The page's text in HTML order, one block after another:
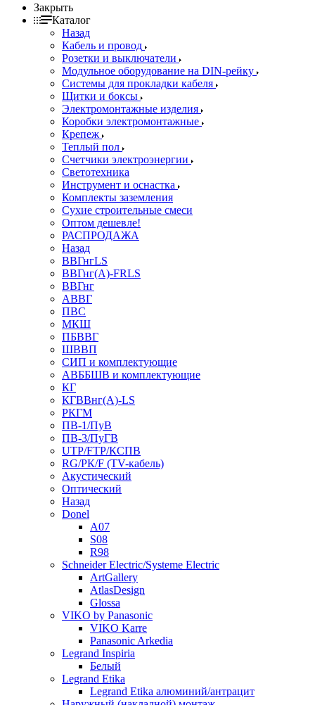
Закрыть
Каталог
Назад
Кабель и провод
Розетки и выключатели
Модульное оборудование на DIN-рейку
Системы для прокладки кабеля
Щитки и боксы
Электромонтажные изделия
Коробки электромонтажные
Крепеж
Теплый пол
Счетчики электроэнергии
Светотехника
Инструмент и оснастка
Комплекты заземления
Сухие строительные смеси
Оптом дешевле!
РАСПРОДАЖА
Назад
ВВГнгLS
ВВГнг(А)-FRLS
ВВГнг
АВВГ
ПВС
МКШ
ПБВВГ
ШВВП
СИП и комплектующие
АВББШВ и комплектующие
КГ
КГВВнг(А)-LS
РКГМ
ПВ-1/ПуВ
ПВ-3/ПуГВ
UTP/FTP/КСПВ
RG/РК/F (TV-кабель)
Акустический
Оптический
Назад
Donel
A07
S08
R98
Schneider Electric/Systeme Electric
ArtGallery
AtlasDesign
Glossa
VIKO by Panasonic
VIKO Karre
Panasonic Arkedia
Legrand Inspiria
Белый
Legrand Etika
Legrand Etika алюминий/антрацит